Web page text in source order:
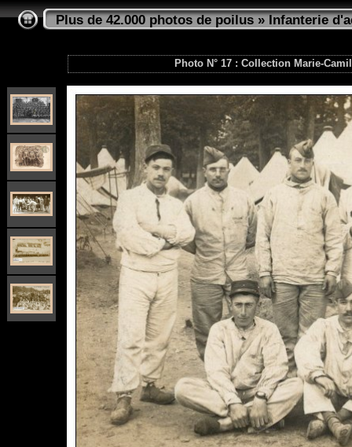
Plus de 42.000 photos de poilus»Infanterie
Photo N° 17 : Collection Marie-